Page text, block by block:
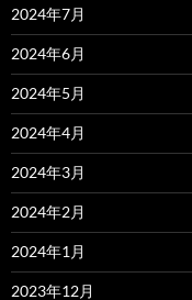
2024年7月
2024年6月
2024年5月
2024年4月
2024年3月
2024年2月
2024年1月
2023年12月